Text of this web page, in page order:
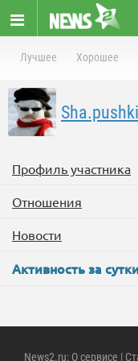
Лучшее Хорошее
Профиль участника
Отношения
Новости
Активность за
News2.ru: О сервисе |